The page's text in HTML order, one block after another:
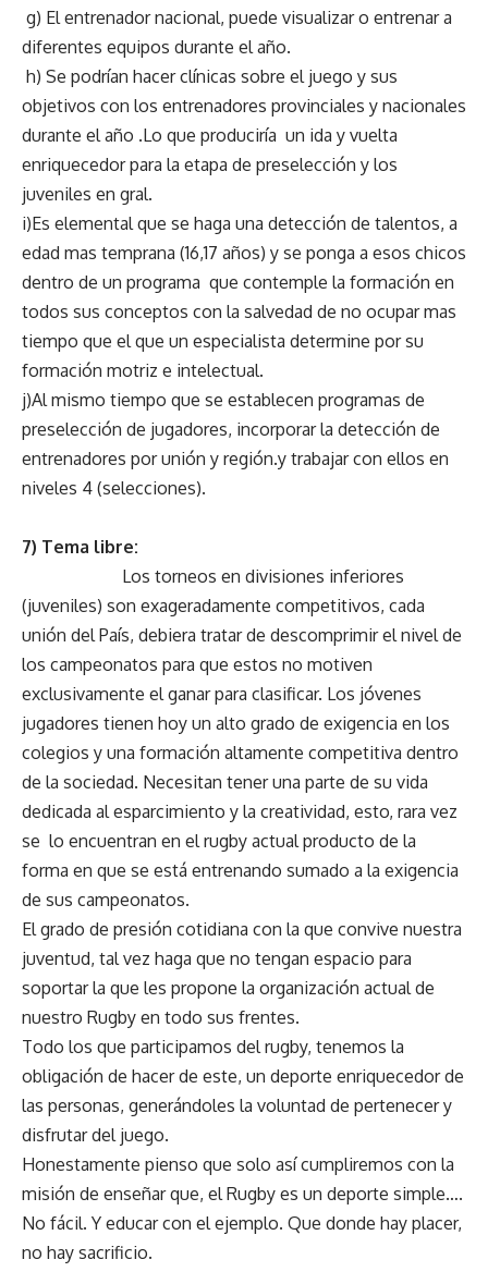
g) El entrenador nacional, puede visualizar o entrenar a
diferentes equipos durante el año.
h) Se podrían hacer clínicas sobre el juego y sus
objetivos con los entrenadores provinciales y nacionales
durante el año .Lo que produciría un ida y vuelta
enriquecedor para la etapa de preselección y los
juveniles en gral.
i)Es elemental que se haga una detección de talentos, a
edad mas temprana (16,17 años) y se ponga a esos chicos
dentro de un programa que contemple la formación en
todos sus conceptos con la salvedad de no ocupar mas
tiempo que el que un especialista determine por su
formación motriz e intelectual.
j)Al mismo tiempo que se establecen programas de
preselección de jugadores, incorporar la detección de
entrenadores por unión y región.y trabajar con ellos en
niveles 4 (selecciones).
7) Tema libre:
Los torneos en divisiones inferiores
(juveniles) son exageradamente competitivos, cada
unión del País, debiera tratar de descomprimir el nivel de
los campeonatos para que estos no motiven
exclusivamente el ganar para clasificar. Los jóvenes
jugadores tienen hoy un alto grado de exigencia en los
colegios y una formación altamente competitiva dentro
de la sociedad. Necesitan tener una parte de su vida
dedicada al esparcimiento y la creatividad, esto, rara vez
se lo encuentran en el rugby actual producto de la
forma en que se está entrenando sumado a la exigencia
de sus campeonatos.
El grado de presión cotidiana con la que convive nuestra
juventud, tal vez haga que no tengan espacio para
soportar la que les propone la organización actual de
nuestro Rugby en todo sus frentes.
Todo los que participamos del rugby, tenemos la
obligación de hacer de este, un deporte enriquecedor de
las personas, generándoles la voluntad de pertenecer y
disfrutar del juego.
Honestamente pienso que solo así cumpliremos con la
misión de enseñar que, el Rugby es un deporte simple….
No fácil. Y educar con el ejemplo. Que donde hay placer,
no hay sacrificio.